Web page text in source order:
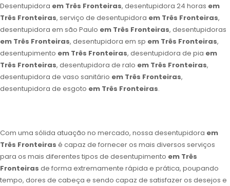
Desentupidora em Três Fronteiras, desentupidora 24 horas em
Três Fronteiras, serviço de desentupidora em Três Fronteiras,
desentupidora em são Paulo em Três Fronteiras, desentupidoras
em Três Fronteiras, desentupidora em sp em Três Fronteiras,
desentupimento em Três Fronteiras, desentupidora de pia em
Três Fronteiras, desentupidora de ralo em Três Fronteiras,
desentupidora de vaso sanitário em Três Fronteiras,
desentupidora de esgoto em Três Fronteiras.
Com uma sólida atuação no mercado, nossa desentupidora em
Três Fronteiras é capaz de fornecer os mais diversos serviços
para os mais diferentes tipos de desentupimento em Três
Fronteiras de forma extremamente rápida e prática, poupando
tempo, dores de cabeça e sendo capaz de satisfazer os desejos e